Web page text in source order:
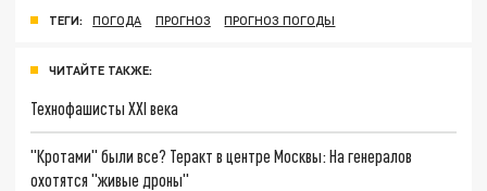
ТЕГИ: ПОГОДА ПРОГНОЗ ПРОГНОЗ ПОГОДЫ
ЧИТАЙТЕ ТАКЖЕ:
Технофашисты XXI века
"Кротами" были все? Теракт в центре Москвы: На генералов
охотятся "живые дроны"